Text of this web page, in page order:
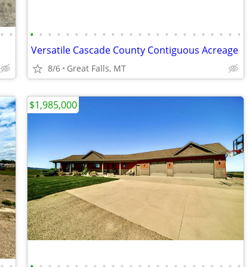
• • • • • • • • • • • • • • • • • • • • • • • • • •
Versatile Cascade County Contiguous Acreage
8/6 Great Falls, MT
$1,985,000